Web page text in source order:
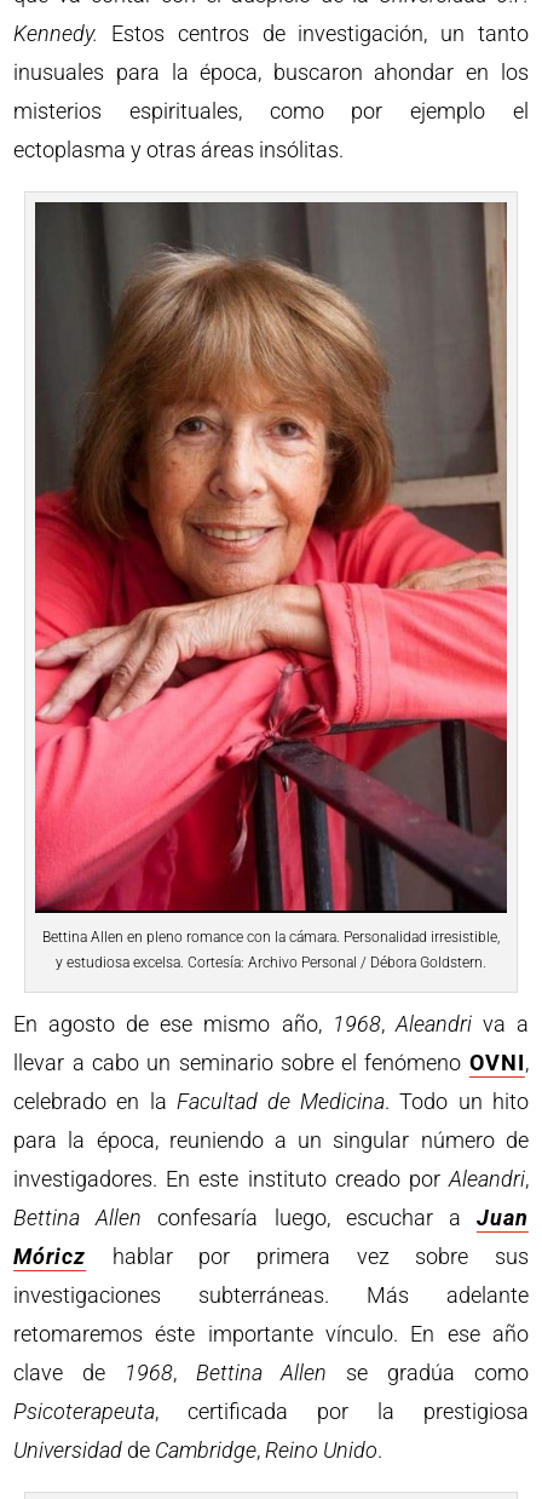
Kennedy.
Estos centros de investigación, un tanto
inusuales para la época, buscaron ahondar en los
misterios espirituales, como por ejemplo el
ectoplasma y otras áreas insólitas.
Bettina Allen en pleno romance con la cámara. Personalidad irresistible,
y estudiosa excelsa. Cortesía: Archivo Personal / Débora Goldstern.
En agosto de ese mismo año, 1968,Aleandriva a
llevar a cabo un seminario sobre el fenómeno OVNI,
celebrado en la Facultad de Medicina. Todo un hito
para la época, reuniendo a un singular número de
investigadores. En este instituto creado porAleandri,
Bettina
Allen confesaría luego, escuchar a Juan
Móricz hablar por primera vez sobre sus
investigaciones subterráneas. Más adelante
retomaremos éste importante vínculo. En ese año
clave de
1968, Bettina Allen se gradúa como
Psicoterapeuta, certificada por la prestigiosa
Universidad de Cambridge,Reino Unido.